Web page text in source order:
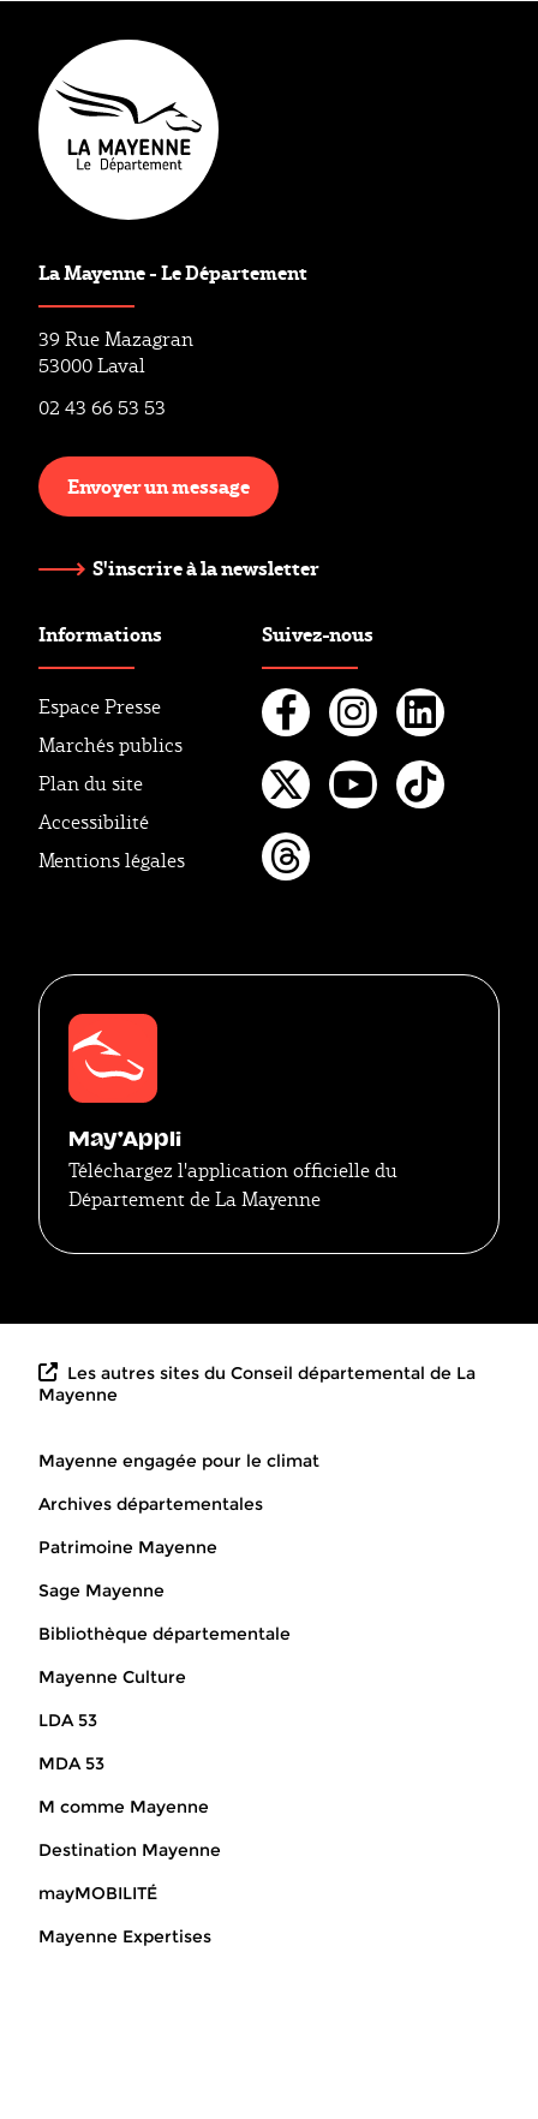
La Mayenne - Le Département
39 Rue Mazagran
53000 Laval
02 43 66 53 53
Envoyer un message
S'inscrire à la newsletter
Informations
Espace Presse
Marchés publics
Plan du site
Accessibilité
Mentions légales
Suivez-nous
Facebook
Twitter
May'Appli
Téléchargez l'application officielle du
Département de La Mayenne
Les autres sites du Conseil départemental de La
Mayenne
Mayenne engagée pour le climat
Archives départementales
Patrimoine Mayenne
Sage Mayenne
Bibliothèque départementale
Mayenne Culture
LDA 53
MDA 53
M comme Mayenne
Destination Mayenne
mayMOBILITÉ
Mayenne Expertises